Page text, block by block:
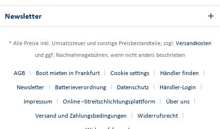
Newsletter
* Alle Preise inkl. Umsatzsteuer und sonstige Preisbestandteile; zzgl. Versandkosten
und ggf. Nachnahmegebühren, wenn nicht anders beschrieben
AGB Boot mieten in Frankfurt Cookie settings Händler finden
Newsletter Batterieverordnung Datenschutz Händler-Login
Impressum Online –Streitschlichtungsplattform Über uns
Versand und Zahlungsbedingungen Widerrufsrecht